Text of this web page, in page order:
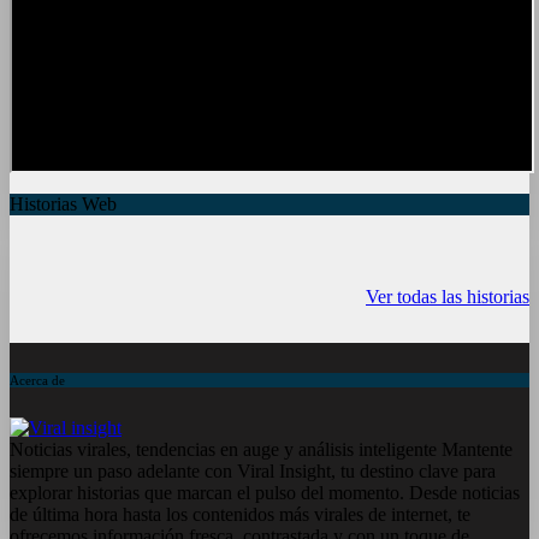
Historias Web
Ver todas las historias
ósea a partir de
los 50 años
vibrante y ¡más!
del iPhone
Acerca de
Noticias virales, tendencias en auge y análisis inteligente Mantente
siempre un paso adelante con Viral Insight, tu destino clave para
explorar historias que marcan el pulso del momento. Desde noticias
de última hora hasta los contenidos más virales de internet, te